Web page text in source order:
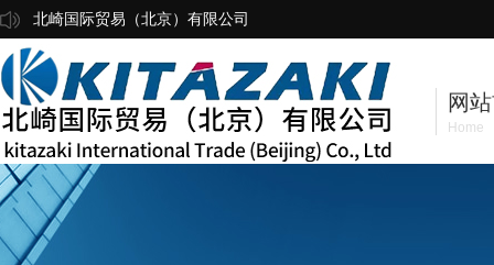
北崎国际贸易（北京）有限公司
网
Home